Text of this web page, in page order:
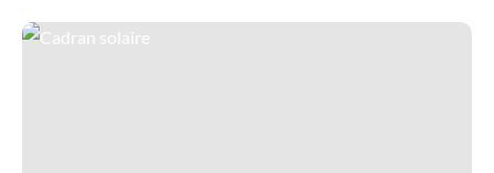
Cadran solaire